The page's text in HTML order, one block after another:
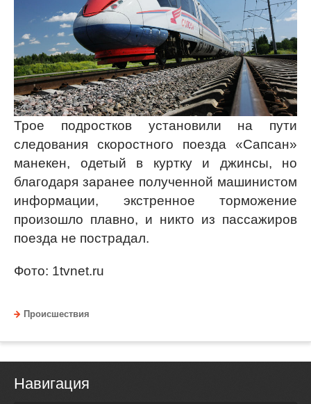
Трое подростков установили на пути
следования скоростного поезда «Сапсан»
манекен, одетый в куртку и джинсы, но
благодаря заранее полученной машинистом
информации, экстренное торможение
произошло плавно, и никто из пассажиров
поезда не пострадал.
Фото: 1tvnet.ru
Происшествия
Навигация